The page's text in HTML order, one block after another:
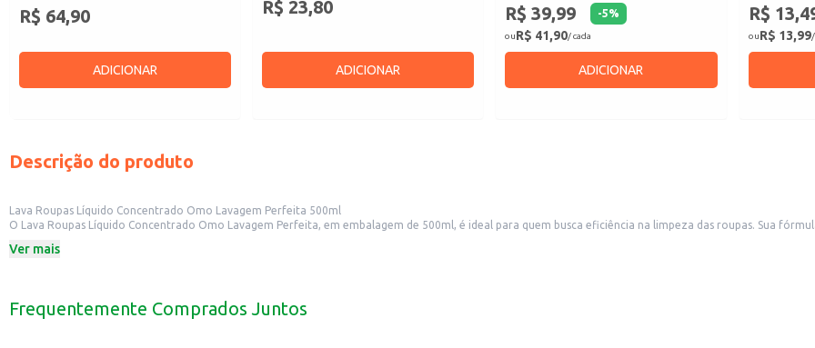
R$ 64,90
ADICIONAR
R$ 23,80
ADICIONAR
R$ 39,99 -5%
ouR$ 41,90/ cada
ADICIONAR
R$
ouR$ 13,99/
Descrição do produto
Lava Roupas Líquido Concentrado Omo Lavagem Perfeita 500ml
O Lava Roupas Líquido Concentrado Omo Lavagem Perfeita, em embalagem de 500ml, é ideal para quem busca eficiência na limpeza das roupas. Sua
Este produto é adequado para uso doméstico, sendo uma opção prática para o dia a dia. Sua embalagem compacta facilita o armazenamento e o manuseio.
Pode ser utilizado em roupas brancas e coloridas.
Ver mais
Frequentemente Comprados Juntos